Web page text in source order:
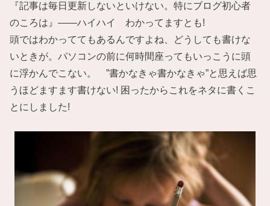
『記事は毎日更新しないといけない。特にブログ初心者
のころは』——ハイハイ わかってますとも!
頭ではわかっててもあるんですよね、どうしても書けな
いときが。パソコンの前に何時間座ってもいっこうに頭
に浮かんでこない。 ”書かなきゃ書かなきゃ”と思えば思
うほどますます書けない! 困ったからこれをネタに書くこ
とにしました!